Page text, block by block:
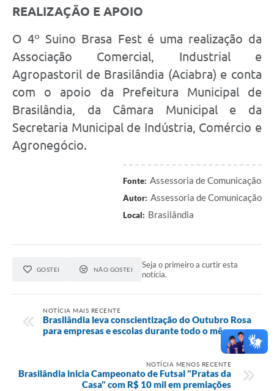
REALIZAÇÃO E APOIO
O 4º Suino Brasa Fest é uma realização da
Associação Comercial, Industrial e
Agropastoril de Brasilândia (Aciabra) e conta
com o apoio da Prefeitura Municipal de
Brasilândia, da Câmara Municipal e da
Secretaria Municipal de Indústria, Comércio e
Agronegócio.
Fonte: Assessoria de Comunicação
Autor: Assessoria de Comunicação
Local: Brasilândia
GOSTEI NÃO GOSTEI
Seja o primeiro a curtir esta
notícia.
NOTÍCIA MAIS RECENTE
Brasilândia leva conscientização do Outubro Rosa
para empresas e escolas durante todo o mês
NOTÍCIA MENOS RECENTE
Brasilândia inicia Campeonato de Futsal "Pratas da
Casa" com R$ 10 mil em premiações